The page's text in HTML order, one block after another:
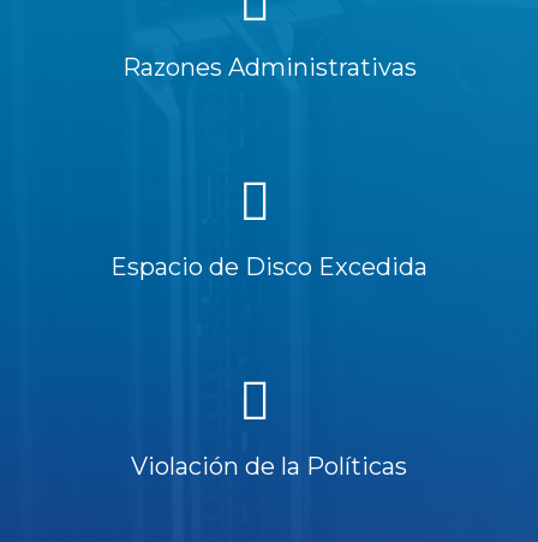
Razones Administrativas
Espacio de Disco Excedida
Violación de la Políticas